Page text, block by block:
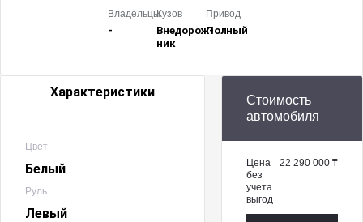
Владельцы
-
Кузов
Внедорож­
ник
Привод
Полный
Характеристики
Цвет
Белый
Руль
Левый
Стоимость
автомобиля
Цена
без
учета
выгод
22 290 000 ₸